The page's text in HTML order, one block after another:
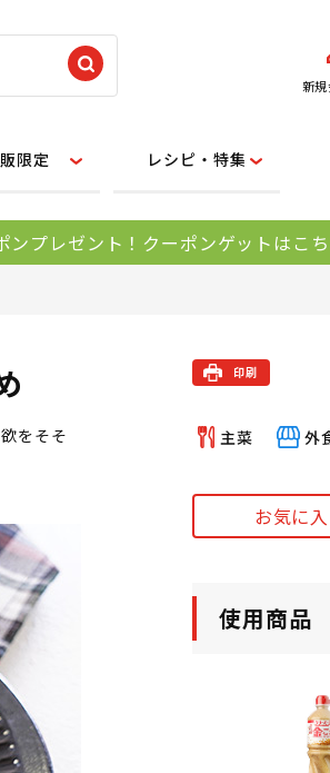
新
限定 レシピ・特集
プレゼント！クーポンゲットはこ
をそそ
お気に
使用商品